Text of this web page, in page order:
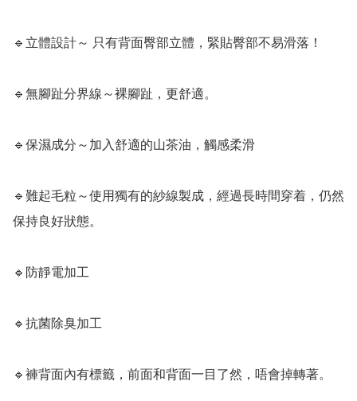
🔹立體設計～ 只有背面臀部立體，緊貼臀部不易滑落！
🔹無腳趾分界線～裸腳趾，更舒適。
🔹保濕成分～加入舒適的山茶油，觸感柔滑
🔹難起毛粒～使用獨有的紗線製成，經過長時間穿着，仍然
保持良好狀態。
🔹防靜電加工
🔹抗菌除臭加工
🔹褲背面內有標籤，前面和背面一目了然，唔會掉轉著。